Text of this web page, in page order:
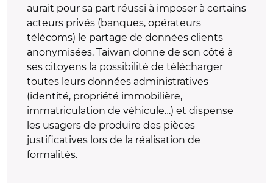
aurait pour sa part réussi à imposer à certains
acteurs privés (banques, opérateurs
télécoms) le partage de données clients
anonymisées. Taiwan donne de son côté à
ses citoyens la possibilité de télécharger
toutes leurs données administratives
(identité, propriété immobilière,
immatriculation de véhicule…) et dispense
les usagers de produire des pièces
justificatives lors de la réalisation de
formalités.